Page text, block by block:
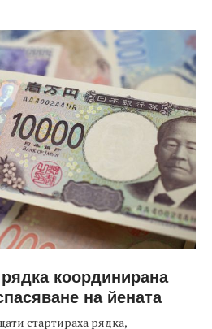
координирана
на йената
стартираха рядка,